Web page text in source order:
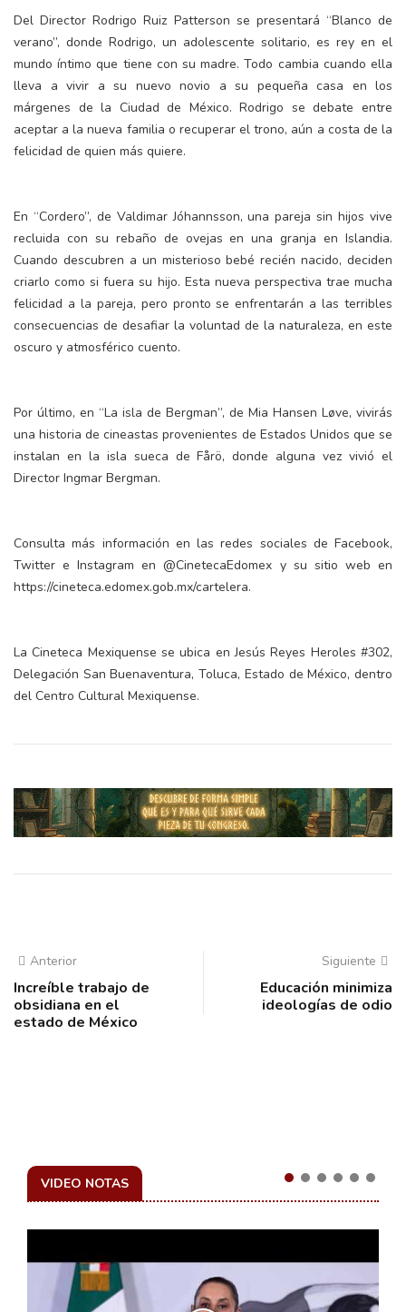
Del Director Rodrigo Ruiz Patterson se presentará “Blanco de
verano”, donde Rodrigo, un adolescente solitario, es rey en el
mundo íntimo que tiene con su madre. Todo cambia cuando ella
lleva a vivir a su nuevo novio a su pequeña casa en los
márgenes de la Ciudad de México. Rodrigo se debate entre
aceptar a la nueva familia o recuperar el trono, aún a costa de la
felicidad de quien más quiere.
En “Cordero”, de Valdimar Jóhannsson, una pareja sin hijos vive
recluida con su rebaño de ovejas en una granja en Islandia.
Cuando descubren a un misterioso bebé recién nacido, deciden
criarlo como si fuera su hijo. Esta nueva perspectiva trae mucha
felicidad a la pareja, pero pronto se enfrentarán a las terribles
consecuencias de desafiar la voluntad de la naturaleza, en este
oscuro y atmosférico cuento.
Por último, en “La isla de Bergman”, de Mia Hansen Løve, vivirás
una historia de cineastas provenientes de Estados Unidos que se
instalan en la isla sueca de Fårö, donde alguna vez vivió el
Director Ingmar Bergman.
Consulta más información en las redes sociales de Facebook,
Twitter e Instagram en @CinetecaEdomex y su sitio web en
https://cineteca.edomex.gob.mx/cartelera.
La Cineteca Mexiquense se ubica en Jesús Reyes Heroles #302,
Delegación San Buenaventura, Toluca, Estado de México, dentro
del Centro Cultural Mexiquense.
Anterior
Increíble trabajo de
obsidiana en el
estado de México
Siguiente
Educación minimiza
ideologías de odio
VIDEO NOTAS